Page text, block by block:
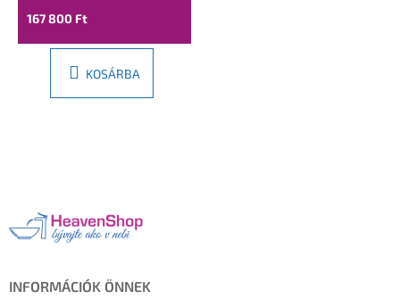
167 800 Ft
KOSÁRBA
INFORMÁCIÓK ÖNNEK